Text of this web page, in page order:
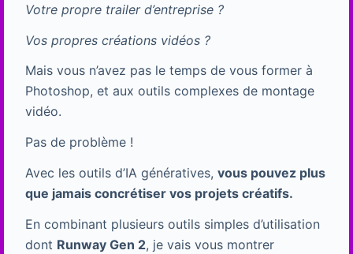
Votre propre trailer d’entreprise ?
Vos propres créations vidéos ?
Mais vous n’avez pas le temps de vous former à
Photoshop, et aux outils complexes de montage
vidéo.
Pas de problème !
Avec les outils d’IA génératives, vous pouvez plus
que jamais concrétiser vos projets créatifs.
En combinant plusieurs outils simples d’utilisation
dont Runway Gen 2, je vais vous montrer